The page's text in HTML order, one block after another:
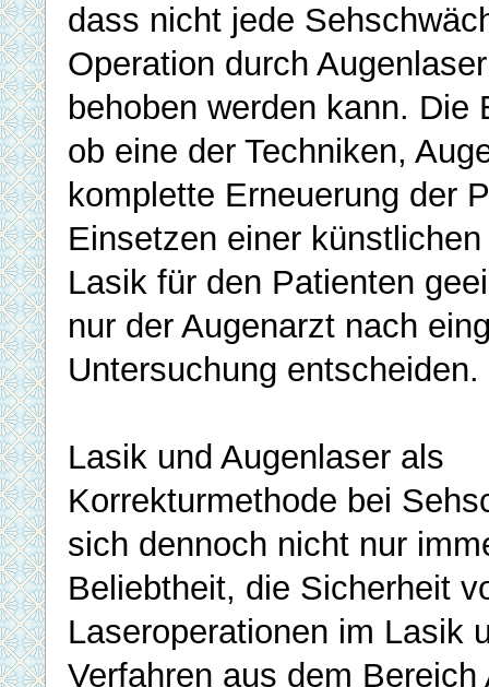
dass nicht jede
Operation durch
behoben werden kann. Die
ob eine der Techniken,
komplette Erneuerung der
Einsetzen einer
Lasik für den Patienten
nur der Augenarzt nach
Untersuchung entscheiden.
Lasik und Augenlaser als
Korrekturmethode bei
sich dennoch nicht nur
Beliebtheit, die Sicherheit
Laseroperationen im Lasik
Verfahren aus dem Bereich